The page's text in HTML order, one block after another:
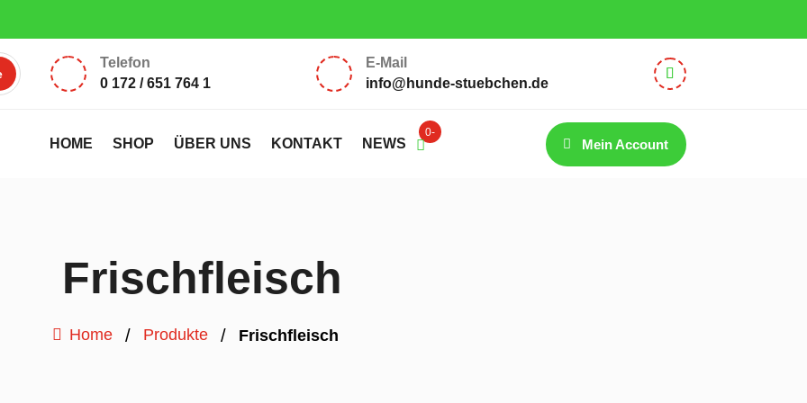
Telefon
0 172 / 651 764 1
E-Mail
info@hunde-stuebchen.de
HOME SHOP ÜBER UNS KONTAKT NEWS
0-
Mein Account
Frischfleisch
Home / Produkte / Frischfleisch